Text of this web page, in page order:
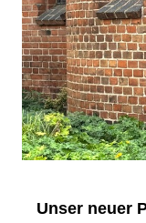
Unser neuer